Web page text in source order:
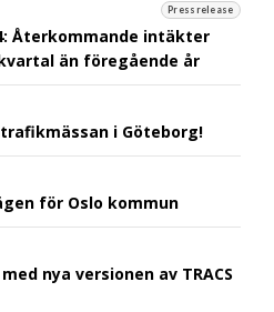
Pressrelease
Återkommande intäkter
än föregående år
i Göteborg!
för Oslo kommun
nya versionen av TRACS